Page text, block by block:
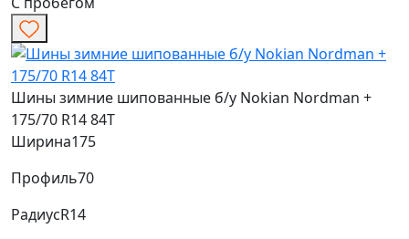
Шины зимние шипованные б/у Nokian Nordman +
175/70 R14 84T
Ширина175
Профиль70
РадиусR14